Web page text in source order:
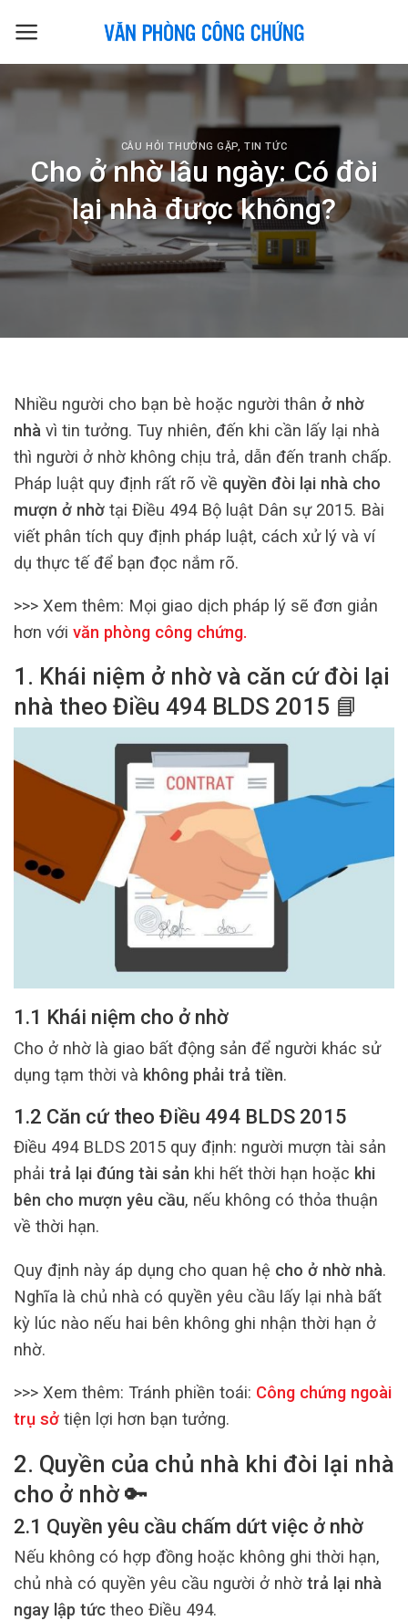
CÂU HỎI THƯỜNG GẶP,TIN TỨC
Cho ở nhờ lâu ngày: Có đòi
lại nhà được không?
Nhiều người cho bạn bè hoặc người thân ở nhờ
nhà vì tin tưởng. Tuy nhiên, đến khi cần lấy lại nhà
thì người ở nhờ không chịu trả, dẫn đến tranh chấp.
Pháp luật quy định rất rõ về quyền đòi lại nhà cho
mượn ở nhờ tại Điều 494 Bộ luật Dân sự 2015. Bài
viết phân tích quy định pháp luật, cách xử lý và ví
dụ thực tế để bạn đọc nắm rõ.
>>> Xem thêm: Mọi giao dịch pháp lý sẽ đơn giản
hơn với văn phòng công chứng.
1. Khái niệm ở nhờ và căn cứ đòi lại
nhà theo Điều 494 BLDS 2015 📘
1.1 Khái niệm cho ở nhờ
Cho ở nhờ là giao bất động sản để người khác sử
dụng tạm thời và không phải trả tiền.
1.2 Căn cứ theo Điều 494 BLDS 2015
Điều 494 BLDS 2015 quy định: người mượn tài sản
phải trả lại đúng tài sản khi hết thời hạn hoặc khi
bên cho mượn yêu cầu, nếu không có thỏa thuận
về thời hạn.
Quy định này áp dụng cho quan hệ cho ở nhờ nhà.
Nghĩa là chủ nhà có quyền yêu cầu lấy lại nhà bất
kỳ lúc nào nếu hai bên không ghi nhận thời hạn ở
nhờ.
>>> Xem thêm: Tránh phiền toái: Công chứng ngoài
trụ sở tiện lợi hơn bạn tưởng.
2. Quyền của chủ nhà khi đòi lại nhà
cho ở nhờ🔑
2.1 Quyền yêu cầu chấm dứt việc ở nhờ
Nếu không có hợp đồng hoặc không ghi thời hạn,
chủ nhà có quyền yêu cầu người ở nhờ trả lại nhà
ngay lập tức theo Điều 494.